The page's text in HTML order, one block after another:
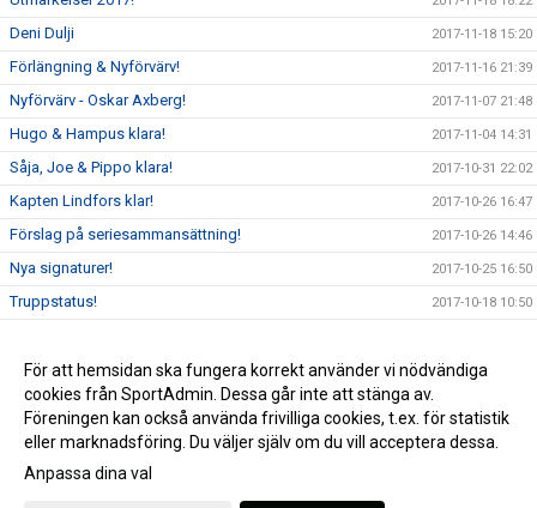
Deni Dulji 2017-11-18 15:20
Förlängning & Nyförvärv! 2017-11-16 21:39
Nyförvärv - Oskar Axberg! 2017-11-07 21:48
Hugo & Hampus klara! 2017-11-04 14:31
Såja, Joe & Pippo klara! 2017-10-31 22:02
Kapten Lindfors klar! 2017-10-26 16:47
Förslag på seriesammansättning! 2017-10-26 14:46
Nya signaturer! 2017-10-25 16:50
Truppstatus! 2017-10-18 10:50
Nuläge! 2017-10-06 19:16
Ny tränare för herrlaget 2017-10-05 22:13
För att hemsidan ska fungera korrekt använder vi nödvändiga
cookies från SportAdmin. Dessa går inte att stänga av.
Föreningen kan också använda frivilliga cookies, t.ex. för statistik
eller marknadsföring. Du väljer själv om du vill acceptera dessa.
Anpassa dina val